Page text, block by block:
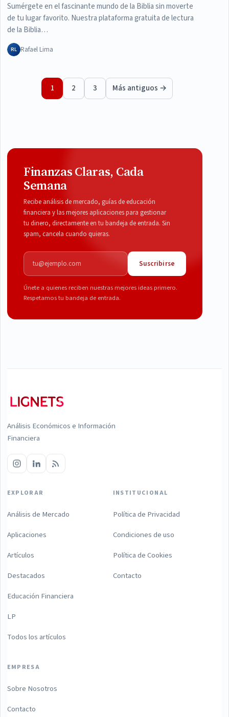
Sumérgete en el fascinante mundo de la Biblia sin moverte
de tu lugar favorito. Nuestra plataforma gratuita de lectura
de la Biblia…
RL Rafael Lima
Paginación de entradas
1 2 3 Más antiguos →
Finanzas Claras, Cada
Semana
Recibe análisis de mercado, guías de educación
financiera y las mejores aplicaciones para gestionar
tu dinero, directamente en tu bandeja de entrada. Sin
spam, cancela cuando quieras.
Correo electrónico
Suscribirse
Únete a quienes reciben nuestras mejores ideas primero.
Respetamos tu bandeja de entrada.
Análisis Económicos e Información
Financiera
EXPLORAR
Análisis de Mercado
Aplicaciones
Artículos
Destacados
Educación Financiera
LP
Todos los artículos
INSTITUCIONAL
Política de Privacidad
Condiciones de uso
Política de Cookies
Contacto
EMPRESA
Sobre Nosotros
Contacto